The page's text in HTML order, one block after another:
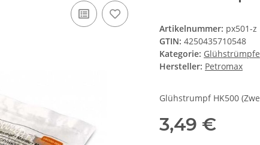
Artikelnummer: px501-z
GTIN: 4250435710548
Kategorie: Glühstrümpfe
Hersteller: Petromax
Glühstrumpf HK500
3,49 €